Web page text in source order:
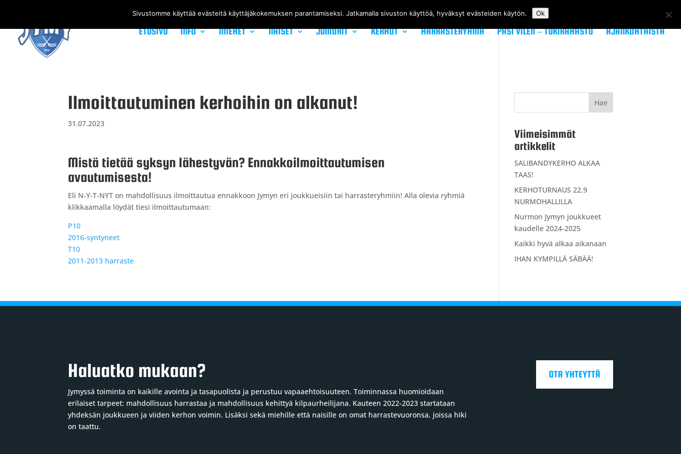
ETUSIVU INFO MIEHET NAISET JUNIORIT KERHOT HARRASTERYHMÄ PASI VILÉN – TUKIRAHASTO AJANKOHTAISTA
Ilmoittautuminen kerhoihin on alkanut!
31.07.2023
Mistä tietää syksyn lähestyvän? Ennakkoilmoittautumisen
avautumisesta!
Eli N-Y-T-NYT on mahdollisuus ilmoittautua ennakkoon Jymyn eri joukkueisiin tai harrasteryhmiin! Alla olevia ryhmiä
klikkaamalla löydät tiesi ilmoittautumaan:
P10
2016-syntyneet
T10
2011-2013 harraste
Viimeisimmät
artikkelit
SALIBANDYKERHO ALKAA
TAAS!
KERHOTURNAUS 22.9
NURMOHALLILLA
Nurmon Jymyn joukkueet
kaudelle 2024-2025
Kaikki hyvä alkaa aikanaan
IHAN KYMPILLÄ SÄBÄÄ!
Haluatko mukaan?
Jymyssä toiminta on kaikille avointa ja tasapuolista ja perustuu vapaaehtoisuuteen. Toiminnassa huomioidaan
erilaiset tarpeet: mahdollisuus harrastaa ja mahdollisuus kehittyä kilpaurheilijana. Kauteen 2022-2023 startataan
yhdeksän joukkueen ja viiden kerhon voimin. Lisäksi sekä miehille että naisille on omat harrastevuoronsa, joissa hiki
on taattu.
OTA YHTEYTTÄ
Sivustomme käyttää evästeitä käyttäjäkokemuksen parantamiseksi. Jatkamalla sivuston käyttöä, hyväksyt evästeiden käytön. Ok